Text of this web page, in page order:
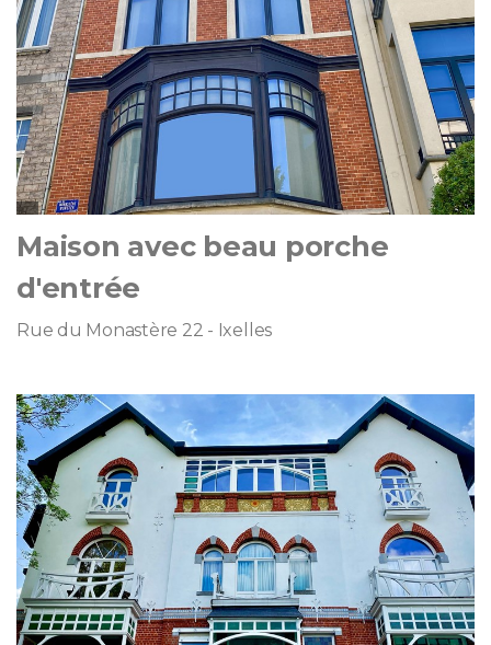
Maison avec beau porche
d'entrée
Rue du Monastère 22 - Ixelles